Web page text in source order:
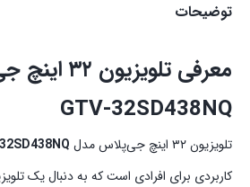
توضیحات
معرفی
GTV‑32SD438NQ
تلویزیون ۳۲ اینچ جی‌پلاس مدل
کاربردی برای افرادی است که به دنبال یک